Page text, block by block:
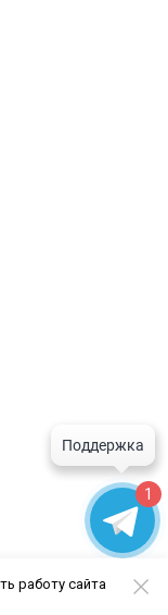
1
работу сайта